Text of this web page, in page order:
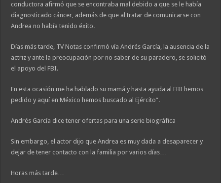
conductora afirmó que se encontraba mal debido a que se le había
diagnosticado cáncer, además de que al tratar de comunicarse con
Andrea no había tenido éxito.
Días más tarde, TV Notas confirmó vía Andrés García, la ausencia de la
actriz y ante la preocupación por no saber de su paradero, se solicitó
el apoyo del FBI.
En esta ocasión me ha hablado su mamá y hasta ayuda al FBI hemos
pedido y aquí en México hemos buscado al Ejército”.
Andrés García dice tener ofertas para una serie biográfica
Sin embargo, el actor dijo que Andrea es muy dada a desaparecer y
dejar de tener contacto con la familia por varios días…
Horas más tarde…